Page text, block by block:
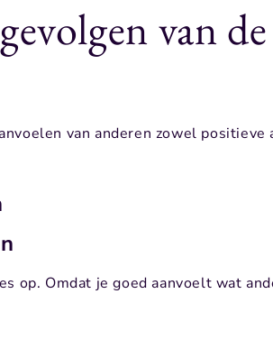
van
van anderen zowel
op. Omdat je goed aanvoelt wat